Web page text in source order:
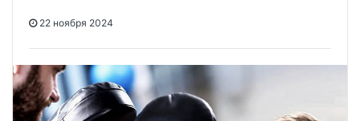
22 ноября 2024